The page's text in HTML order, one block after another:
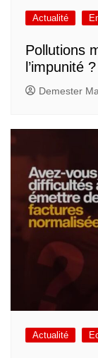
Actualité
Pollutions
l’impunité ?
Demester
Actualité